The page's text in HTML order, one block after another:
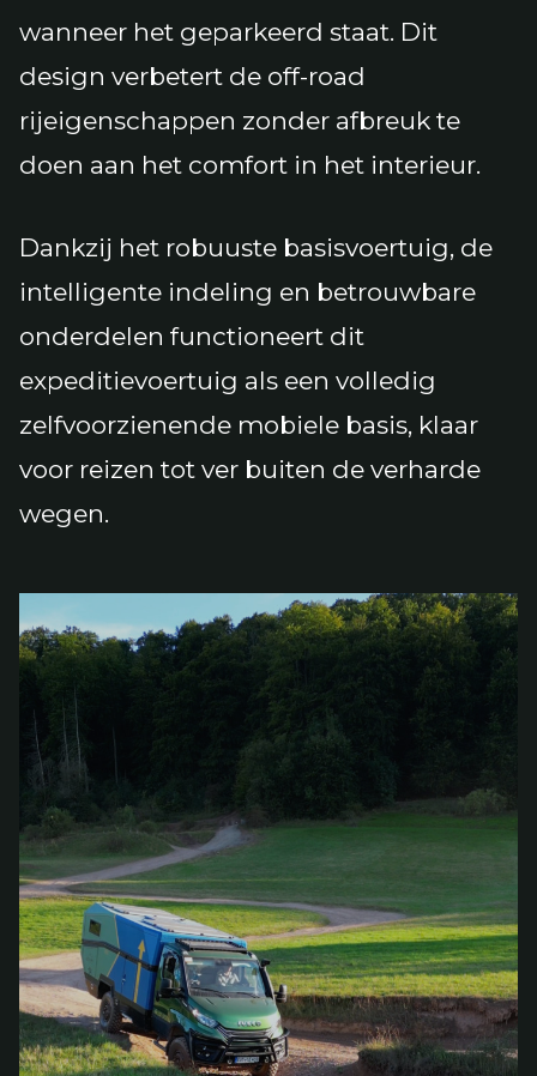
wanneer het geparkeerd staat. Dit
design verbetert de off-road
rijeigenschappen zonder afbreuk te
doen aan het comfort in het interieur.
Dankzij het robuuste basisvoertuig, de
intelligente indeling en betrouwbare
onderdelen functioneert dit
expeditievoertuig als een volledig
zelfvoorzienende mobiele basis, klaar
voor reizen tot ver buiten de verharde
wegen.